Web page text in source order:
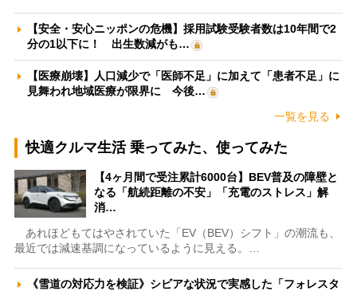
【安全・安心ニッポンの危機】採用試験受験者数は10年間で2
分の1以下に！ 出生数減がも…
【医療崩壊】人口減少で「医師不足」に加えて「患者不足」に
見舞われ地域医療が限界に 今後…
一覧を見る
快適クルマ生活 乗ってみた、使ってみた
【4ヶ月間で受注累計6000台】BEV普及の障壁と
なる「航続距離の不安」「充電のストレス」解
消…
あれほどもてはやされていた「EV（BEV）シフト」の潮流も、
最近では減速基調になっているように見える。…
《雪道の対応力を検証》シビアな状況で実感した「フォレスタ